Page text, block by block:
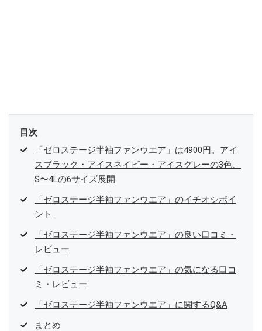
目次
「ゼロステージ半袖ファンウエア」は4900円。アイ
スブラック・アイスネイビー・アイスグレーの3色、
S〜4Lの6サイズ展開
「ゼロステージ半袖ファンウエア」のイチオシポイ
ント
「ゼロステージ半袖ファンウエア」の良い口コミ・
レビュー
「ゼロステージ半袖ファンウエア」の気になる口コ
ミ・レビュー
「ゼロステージ半袖ファンウエア」に関するQ&A
まとめ